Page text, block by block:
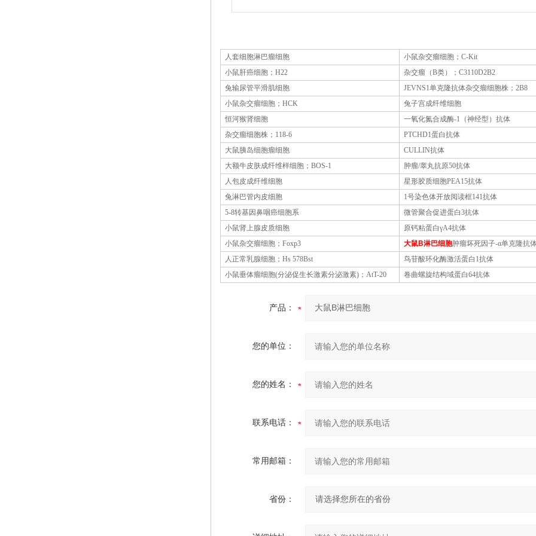
人套细胞淋巴瘤细胞 小鼠杂交瘤细胞； C-Kit
小鼠肝癌细胞； H22 杂交瘤（B类）；C3110D2B2
兔输尿管平滑肌细胞
JEVNS1单克隆抗体杂交瘤细胞株；2B8
小鼠杂交瘤细胞； HCK
兔子宫成纤维细胞
恒河猴肾细胞
一氧化氮合成酶-1（神经型）抗体
杂交瘤细胞株； 118-6
PTCHD1蛋白抗体
大鼠胰岛细胞瘤细胞
CULLIN抗体
大额牛皮肤成纤维样细胞； BOS-1 肿瘤/睾丸抗原50抗体
人包皮成纤维细胞
星形胶质细胞PEA15抗体
兔淋巴管内皮细胞
1号染色体开放阅读框141抗体
5-8转基因鼻咽癌细胞系
微管聚合促进蛋白3抗体
小鼠肾上腺皮质细胞
原钙粘蛋白γA4抗体
小鼠杂交瘤细胞； Foxp3 大鼠B淋巴细胞肿瘤坏死因子-α单克隆抗
人正常乳腺细胞； Hs 578Bst 鸟苷酸环化酶激活蛋白 1抗体
小鼠垂体瘤细胞(分泌促生长激素分泌激素)；AtT-20 卷曲螺旋结构域蛋白64抗体
产品：
您的单位：
您的姓名：
联系电话：
常用邮箱：
省份：